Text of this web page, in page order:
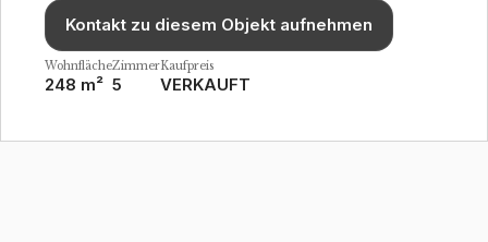
Kontakt zu diesem Objekt aufnehmen
Wohnfläche
248 m²
Zimmer
5
Kaufpreis
VERKAUFT